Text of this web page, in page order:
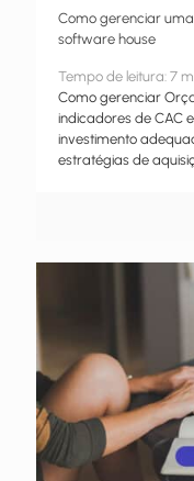
Como gerenciar
software house
Tempo de leitura: 7
Como gerenciar
indicadores de CAC
investimento
estratégias de